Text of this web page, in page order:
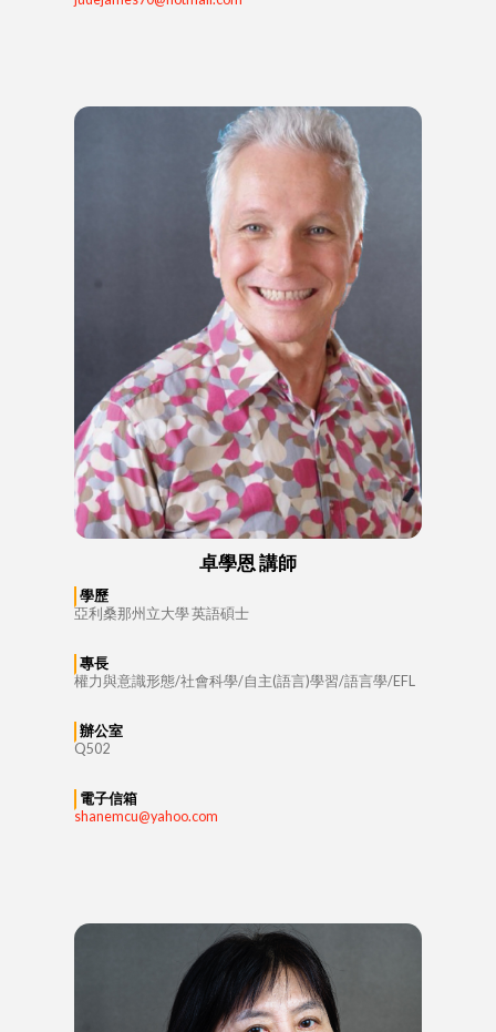
卓學恩 講師
學歷
亞利桑那州立大學 英語碩士
專長
權力與意識形態/社會科學/自主(語言)學習/語言學/EFL
辦公室
Q502
電子信箱
shanemcu@yahoo.com